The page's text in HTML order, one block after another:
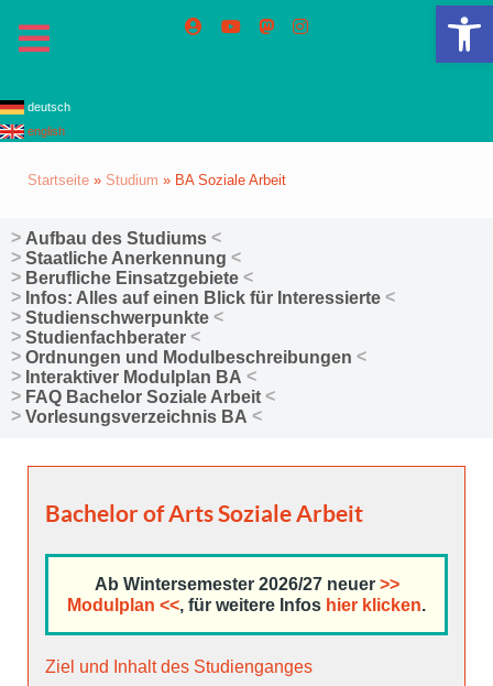
deutsch
english
Startseite » Studium » BA Soziale Arbeit
Aufbau des Studiums
Staatliche Anerkennung
Berufliche Einsatzgebiete
Infos: Alles auf einen Blick für Interessierte
Studienschwerpunkte
Studienfachberater
Ordnungen und Modulbeschreibungen
Interaktiver Modulplan BA
FAQ Bachelor Soziale Arbeit
Vorlesungsverzeichnis BA
Bachelor of Arts Soziale Arbeit
Ab Wintersemester 2026/27 neuer >>
Modulplan <<, für weitere Infos hier klicken.
Ziel und Inhalt des Studienganges